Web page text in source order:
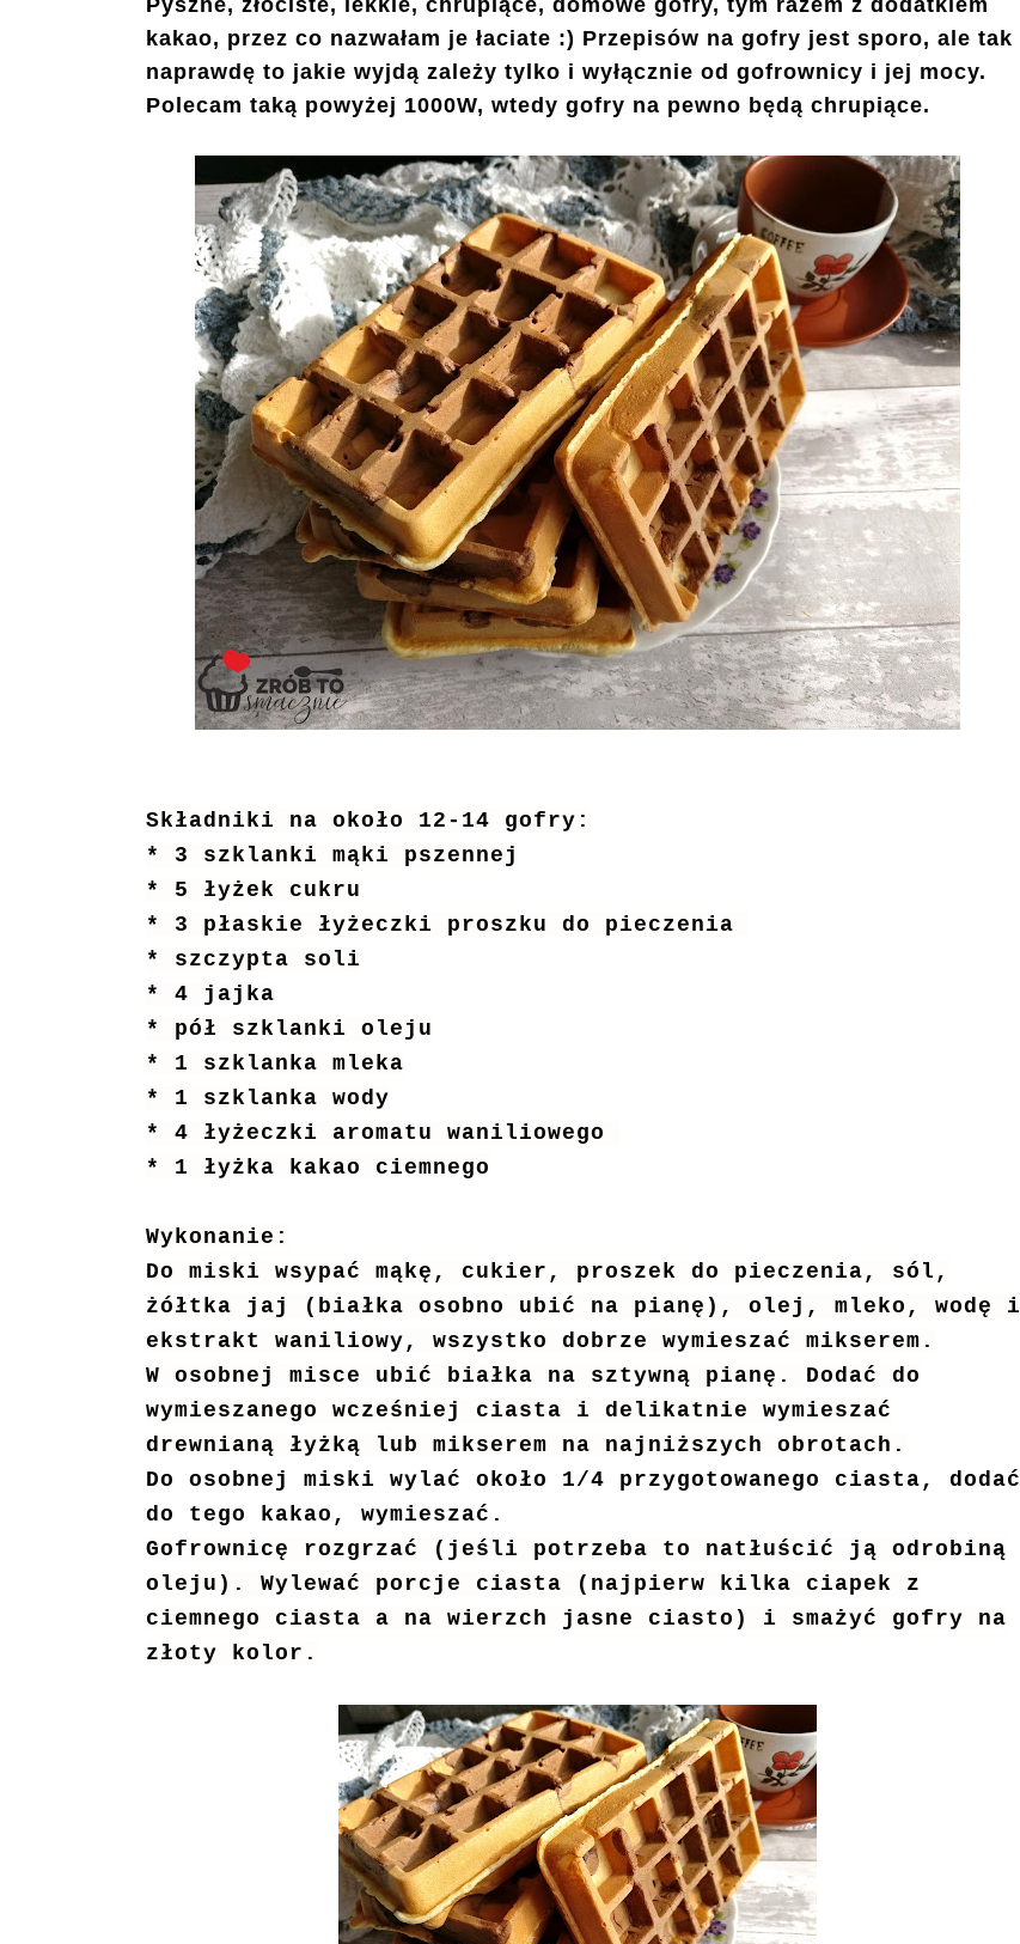
kakao, przez co nazwałam je łaciate :) Przepisów na gofry jest sporo, ale tak
naprawdę to jakie wyjdą zależy tylko i wyłącznie od gofrownicy i jej mocy.
Polecam taką powyżej 1000W, wtedy gofry na pewno będą chrupiące.
Składniki na około 12-14 gofry:
* 3 szklanki mąki pszennej
* 5 łyżek cukru
* 3 płaskie łyżeczki proszku do pieczenia
* szczypta soli
* 4 jajka
* pół szklanki oleju
* 1 szklanka mleka
* 1 szklanka wody
* 4 łyżeczki aromatu waniliowego
* 1 łyżka kakao ciemnego
Wykonanie:
Do miski wsypać mąkę, cukier, proszek do pieczenia, sól,
żółtka jaj (białka osobno ubić na pianę), olej, mleko, wodę i
ekstrakt waniliowy, wszystko dobrze wymieszać mikserem.
W osobnej misce ubić białka na sztywną pianę. Dodać do
wymieszanego wcześniej ciasta i delikatnie wymieszać
drewnianą łyżką lub mikserem na najniższych obrotach.
Do osobnej miski wylać około 1/4 przygotowanego ciasta, dodać
do tego kakao, wymieszać.
Gofrownicę rozgrzać (jeśli potrzeba to natłuścić ją odrobiną
oleju). Wylewać porcje ciasta (najpierw kilka ciapek z
ciemnego ciasta a na wierzch jasne ciasto) i smażyć gofry na
złoty kolor.